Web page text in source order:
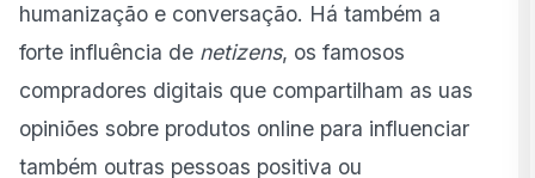
humanização e conversação. Há também a
forte influência de netizens, os famosos
compradores digitais que compartilham as uas
opiniões sobre produtos online para influenciar
também outras pessoas positiva ou